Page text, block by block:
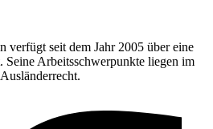
verfügt seit dem Jahr 2005 über eine
Seine Arbeitsschwerpunkte liegen im